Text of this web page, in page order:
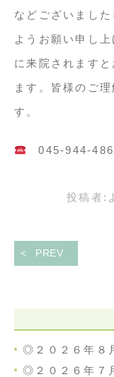
などございまし
ようお願い申し
に来院されます
ます。皆様のご
す。
045-944-
投稿者:
PREV
◎２０２６年８
◎２０２６年７